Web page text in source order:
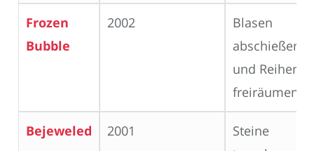
Frozen
Bubble
2002
Blasen
abschießen
und Reihen
freiräumen
Bejeweled 2001
Steine